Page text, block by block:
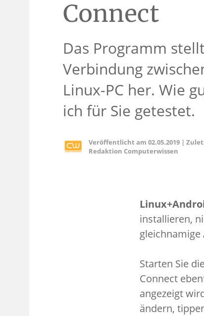
Connect
Das Programm
Verbindung
Linux-PC her. Wie
ich für Sie getestet.
Veröffentlicht am 02.05.2019 |
Redaktion Computerwissen
installieren,
Starten Sie
Connect
angezeigt
ändern,